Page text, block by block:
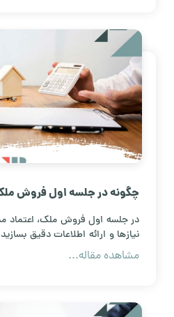
چگونه در جلسه اول فروش
در جلسه اول فروش ملک، اعتماد
نیازها و ارائه اطلاعات دقیق
هموار کنید
مشاهده مقاله...